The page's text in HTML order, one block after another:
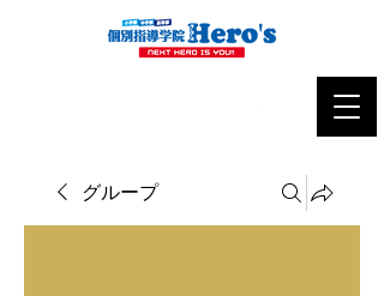
グループ